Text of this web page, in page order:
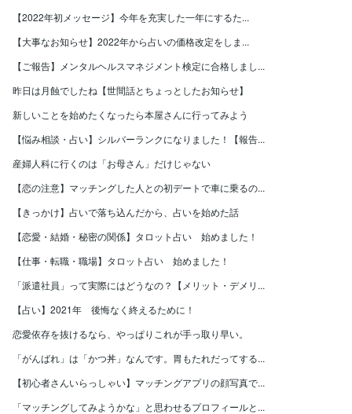
【2022年初メッセージ】今年を充実した一年にするた...
【大事なお知らせ】2022年から占いの価格改定をしま...
【ご報告】メンタルヘルスマネジメント検定に合格しまし...
昨日は月蝕でしたね【世間話とちょっとしたお知らせ】
新しいことを始めたくなったら本屋さんに行ってみよう
【悩み相談・占い】シルバーランクになりました！【報告...
産婦人科に行くのは「お母さん」だけじゃない
【恋の注意】マッチングした人との初デートで車に乗るの...
【きっかけ】占いで落ち込んだから、占いを始めた話
【恋愛・結婚・秘密の関係】タロット占い 始めました！
【仕事・転職・職場】タロット占い 始めました！
「派遣社員」って実際にはどうなの？【メリット・デメリ...
【占い】2021年 後悔なく終えるために！
恋愛依存を抜けるなら、やっぱりこれが手っ取り早い。
「がんばれ」は「かつ丼」なんです。胃もたれだってする...
【初心者さんいらっしゃい】マッチングアプリの顔写真で...
「マッチングしてみようかな」と思わせるプロフィールと...